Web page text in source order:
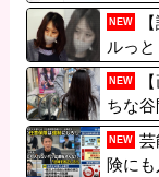
の通
NEW
ルっ
NEW
ちな
NEW 芸
険に